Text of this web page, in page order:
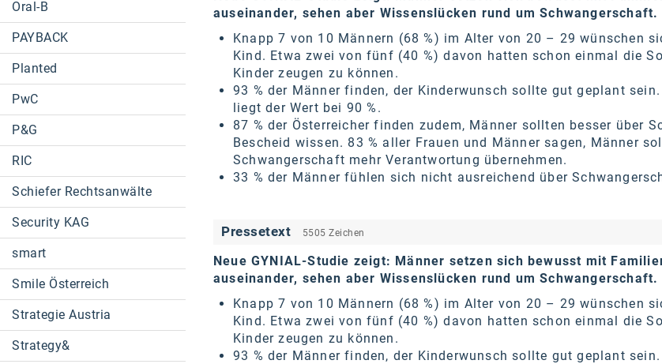
Oral-B
PAYBACK
Planted
PwC
P&G
RIC
Schiefer Rechtsanwälte
Security KAG
smart
Smile Österreich
Strategie Austria
Strategy&
auseinander, sehen aber Wissenslücken rund um Schwangerschaft.
Knapp 7 von 10 Männern (68 %) im Alter von 20 – 29 wünschen
Kind. Etwa zwei von fünf (40 %) davon hatten schon einmal die
Kinder zeugen zu können.
93 % der Männer finden, der Kinderwunsch sollte gut geplant sein.
liegt der Wert bei 90 %.
87 % der Österreicher finden zudem, Männer sollten besser über
Bescheid wissen. 83 % aller Frauen und Männer sagen, Männer
Schwangerschaft mehr Verantwortung übernehmen.
33 % der Männer fühlen sich nicht ausreichend über
Pressetext 5505 Zeichen
Neue GYNIAL-Studie zeigt: Männer setzen sich bewusst mit
auseinander, sehen aber Wissenslücken rund um Schwangerschaft.
Knapp 7 von 10 Männern (68 %) im Alter von 20 – 29 wünschen
Kind. Etwa zwei von fünf (40 %) davon hatten schon einmal die
Kinder zeugen zu können.
93 % der Männer finden, der Kinderwunsch sollte gut geplant sein.